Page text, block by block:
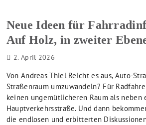
Neue Ideen für
Auf Holz, in zweiter
2. April 2026
Von Andreas Thiel Reicht es aus, Auto-
Straßenraum umzuwandeln? Für
keinen ungemütlicheren Raum als neben
Hauptverkehrsstraße. Und dann
die endlosen und erbitterten